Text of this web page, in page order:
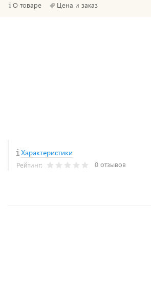
О товаре Цена и заказ
Характеристики
Рейтинг: 0 отзывов